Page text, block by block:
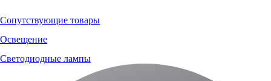
Сопутствующие товары
Освещение
Светодиодные лампы